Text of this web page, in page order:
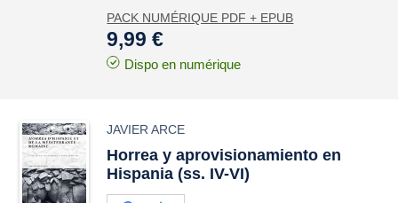
PACK NUMÉRIQUE PDF + EPUB
9,99 €
Dispo en numérique
JAVIER ARCE
Horrea y aprovisionamiento en
Hispania (ss. IV-VI)